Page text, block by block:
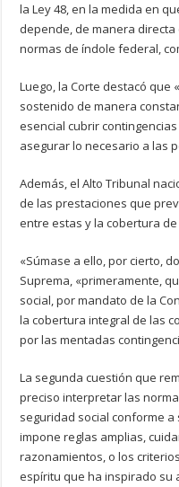
la Ley 48, en la medida en
depende, de manera
normas de índole federal,
Luego, la Corte destacó que
sostenido de manera
esencial cubrir
asegurar lo necesario a las
Además, el Alto Tribunal
de las prestaciones que
entre estas y la cobertura
«Súmase a ello, por cierto,
Suprema, «primeramente,
social, por mandato de la
la cobertura integral de las
por las mentadas
La segunda cuestión que
preciso interpretar las
seguridad social conforme
impone reglas amplias,
razonamientos, o los
espíritu que ha inspirado su